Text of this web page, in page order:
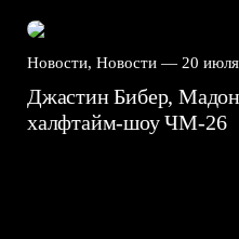
Новости, Новости — 20
Джастин Бибер,
халфтайм-шоу ЧМ-26